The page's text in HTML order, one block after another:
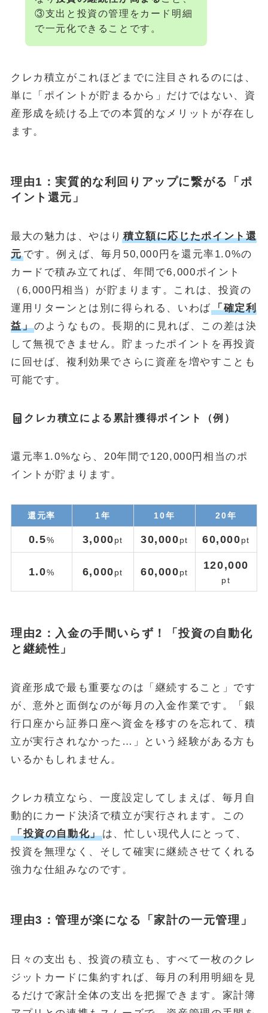
③支出と投資の管理をカード明細
で一元化できることです。
クレカ積立がこれほどまでに注目されるのには、
単に「ポイントが貯まるから」だけではない、資
産形成を続ける上での本質的なメリットが存在し
ます。
理由1：実質的な利回りアップに繋がる「ポ
イント還元」
最大の魅力は、やはり積立額に応じたポイント還
元です。例えば、毎月50,000円を還元率1.0%の
カードで積み立てれば、年間で6,000ポイント
（6,000円相当）が貯まります。これは、投資の
運用リターンとは別に得られる、いわば「確定利
益」のようなもの。長期的に見れば、この差は決
して無視できません。貯まったポイントを再投資
に回せば、複利効果でさらに資産を増やすことも
可能です。
クレカ積立による累計獲得ポイント（例）
還元率1.0%なら、20年間で120,000円相当のポ
イントが貯まります。
還元率 1年 10年 20年
0.5% 3,000pt 30,000pt 60,000pt
1.0% 6,000pt 60,000pt
120,000
pt
理由2：入金の手間いらず！「投資の自動化
と継続性」
資産形成で最も重要なのは「継続すること」です
が、意外と面倒なのが毎月の入金作業です。「銀
行口座から証券口座へ資金を移すのを忘れて、積
立が実行されなかった…」という経験がある方も
いるかもしれません。
クレカ積立なら、一度設定してしまえば、毎月自
動的にカード決済で積立が実行されます。この
「投資の自動化」は、忙しい現代人にとって、
投資を無理なく、そして確実に継続させてくれる
強力な仕組みなのです。
理由3：管理が楽になる「家計の一元管理」
日々の支出も、投資の積立も、すべて一枚のクレ
ジットカードに集約すれば、毎月の利用明細を見
るだけで家計全体の支出を把握できます。家計簿